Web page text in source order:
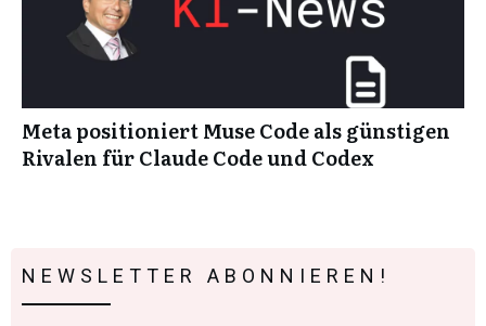
Meta positioniert Muse Code als günstigen
Rivalen für Claude Code und Codex
NEWSLETTER ABONNIEREN!